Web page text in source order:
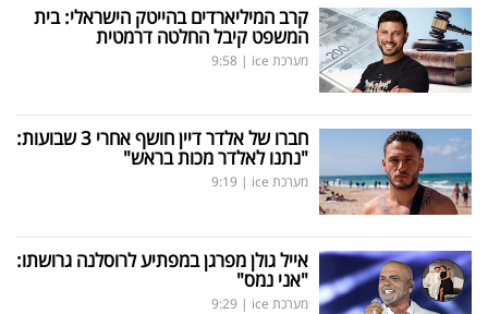
קרב המיליארדים בהייטק הישראלי: בית
המשפט קיבל החלטה דרמטית
מערכת ice |
9:58
חברו של אלדר דיין חושף אחרי 3 שבועות:
"נתנו לאלדר מכות בראש"
מערכת ice |
9:19
אייל גולן מפרגן במפתיע לרוסלנה גרושתו:
"אני נמס"
מערכת ice |
9:29